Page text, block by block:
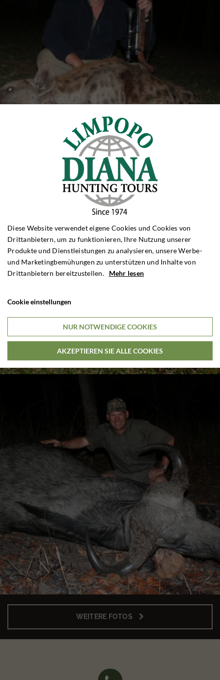
WEITERE FOTOS
Diese Website verwendet eigene Cookies und Cookies von
Drittanbietern, um zu funktionieren, Ihre Nutzung unserer
Produkte und Dienstleistungen zu analysieren, unsere Werbe-
und Marketingbemühungen zu unterstützen und Inhalte von
Drittanbietern bereitzustellen. Mehr lesen
Cookie einstellungen
NUR NOTWENDIGE COOKIES
AKZEPTIEREN SIE ALLE COOKIES